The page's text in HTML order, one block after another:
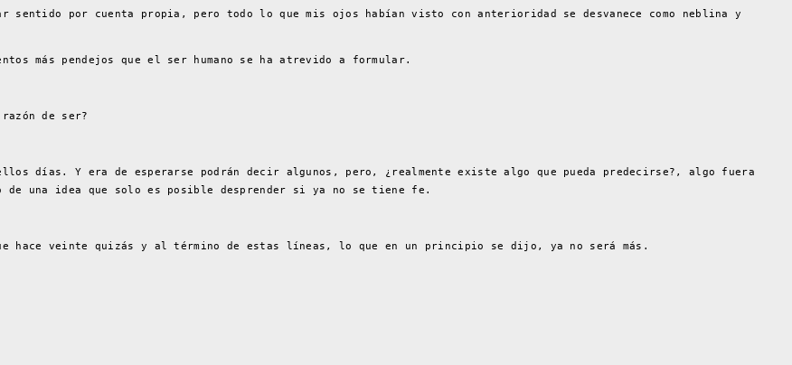
por cuenta propia, pero todo lo que mis ojos habían visto con anterioridad se desvanece como neblina y
más pendejos que el ser humano se ha atrevido a formular.
de ser?
días. Y era de esperarse podrán decir algunos, pero, ¿realmente existe algo que pueda predecirse?, algo fuera
una idea que solo es posible desprender si ya no se tiene fe.
hace veinte quizás y al término de estas líneas, lo que en un principio se dijo, ya no será más.